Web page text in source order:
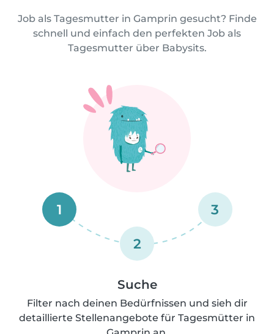
Job als Tagesmutter in Gamprin gesucht? Finde
schnell und einfach den perfekten Job als
Tagesmutter über Babysits.
1
2
3
Suche
Filter nach deinen Bedürfnissen und sieh dir
detaillierte Stellenangebote für Tagesmütter in